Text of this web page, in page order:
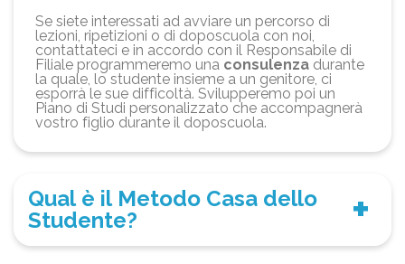
Se siete interessati ad avviare un percorso di
lezioni, ripetizioni o di doposcuola con noi,
contattateci e in accordo con il Responsabile di
Filiale programmeremo una consulenza durante
la quale, lo studente insieme a un genitore, ci
esporrà le sue difficoltà. Svilupperemo poi un
Piano di Studi personalizzato che accompagnerà
vostro figlio durante il doposcuola.
Qual è il Metodo Casa dello
Studente?